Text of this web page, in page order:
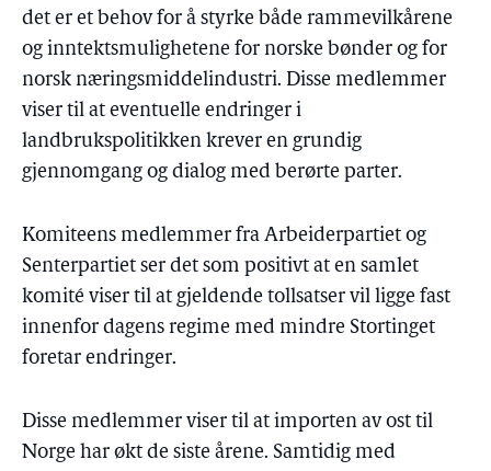
det er et behov for å styrke både rammevilkårene
og inntektsmulighetene for norske bønder og for
norsk næringsmiddelindustri. Disse medlemmer
viser til at eventuelle endringer i
landbrukspolitikken krever en grundig
gjennomgang og dialog med berørte parter.
Komiteens medlemmer fra Arbeiderpartiet og
Senterpartiet ser det som positivt at en samlet
komité viser til at gjeldende tollsatser vil ligge fast
innenfor dagens regime med mindre Stortinget
foretar endringer.
Disse medlemmer viser til at importen av ost til
Norge har økt de siste årene. Samtidig med